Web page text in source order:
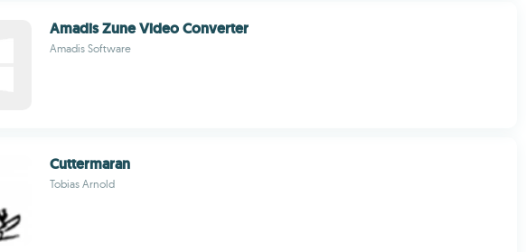
Amadis Zune Video Converter
Amadis Software
Cuttermaran
Tobias Arnold